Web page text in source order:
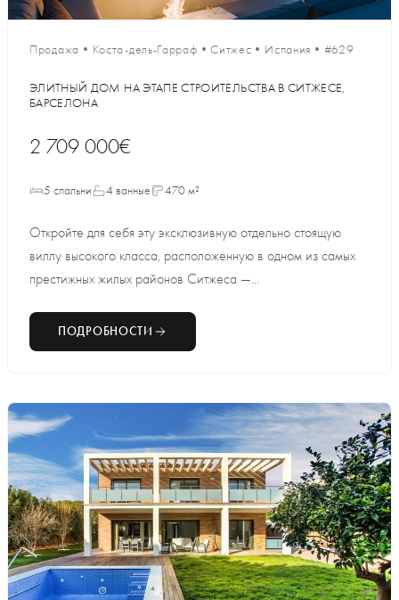
Продажа • Коста-дель-Гарраф •Ситжес • Испания • #629
ЭЛИТНЫЙ ДОМ НА ЭТАПЕ СТРОИТЕЛЬСТВА В СИТЖЕСЕ,
БАРСЕЛОНА
2 709 000€
5 спальни 4 ванные 470 м²
Откройте для себя эту эксклюзивную отдельно стоящую
виллу высокого класса, расположенную в одном из самых
престижных жилых районов Ситжеса —...
ПОДРОБНОСТИ